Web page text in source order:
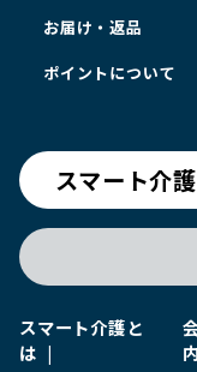
お届け・返品
ポイントについて
スマート介
スマート介護と
は
内